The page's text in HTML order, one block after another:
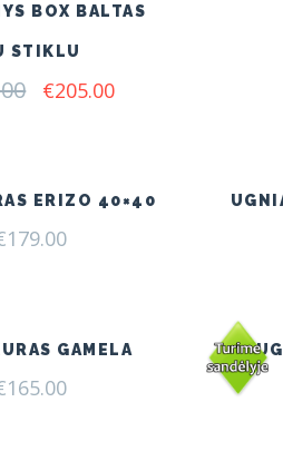
BOX BALTAS
STIKLU
Original
€205.00Current
ERIZO 40×40
179.00
GAMELA
165.00